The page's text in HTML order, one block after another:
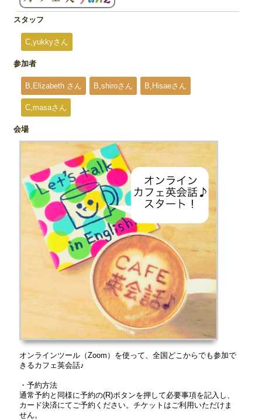
スタッフ
C,yukkyさん
参加者
B,Elizabeth さん B,shiroさん B,Hisaeさん
C,masaさん
会場
オンラインツール（Zoom）を使って、全国どこからでも参加で
きるカフェ英会話♪
・予約方法
通常予約と同様に予約の(R)ボタンを押して必要事項を記入し、
カード決済にてご予約ください。チケットはご利用いただけま
せん。